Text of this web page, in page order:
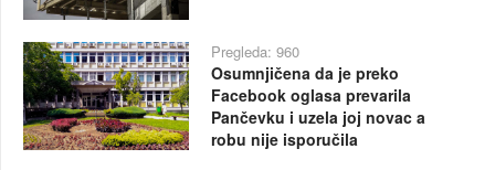
Pregleda: 960
Osumnjičena da je preko
Facebook oglasa prevarila
Pančevku i uzela joj novac a
robu nije isporučila